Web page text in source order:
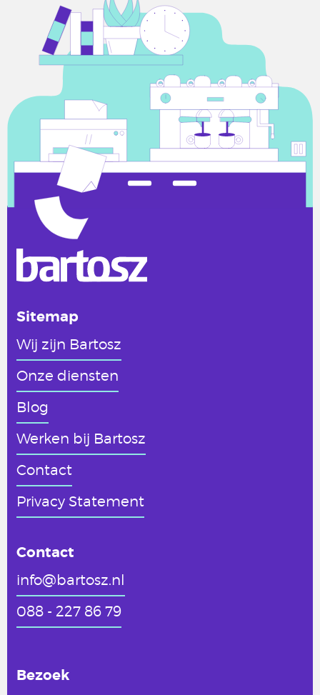
Sitemap
Wij zijn Bartosz
Onze diensten
Blog
Werken bij Bartosz
Contact
Privacy Statement
Contact
info@bartosz.nl
088 - 227 86 79
Bezoek